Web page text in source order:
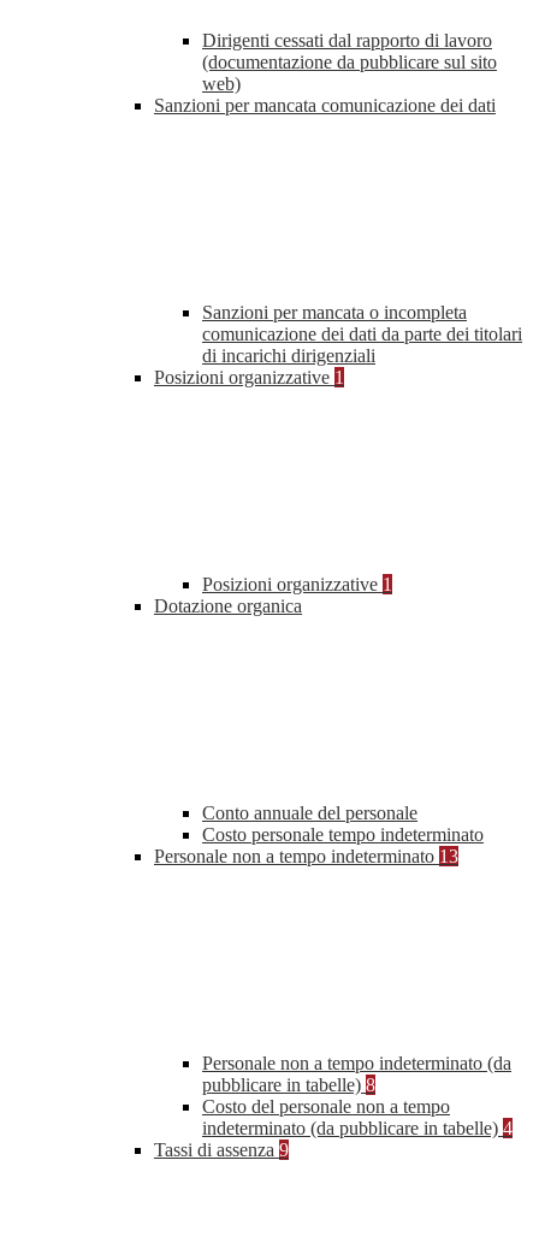
Dirigenti cessati dal rapporto di lavoro
(documentazione da pubblicare sul sito
web)
Sanzioni per mancata comunicazione dei dati
Sanzioni per mancata o incompleta
comunicazione dei dati da parte dei titolari
di incarichi dirigenziali
Posizioni organizzative 1
Posizioni organizzative 1
Dotazione organica
Conto annuale del personale
Costo personale tempo indeterminato
Personale non a tempo indeterminato 13
Personale non a tempo indeterminato (da
pubblicare in tabelle) 8
Costo del personale non a tempo
indeterminato (da pubblicare in tabelle) 4
Tassi di assenza 9